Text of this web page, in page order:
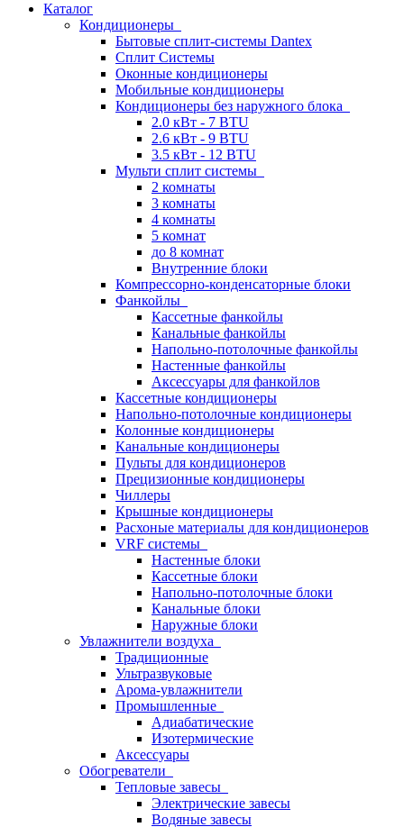
Каталог
Кондиционеры
Бытовые сплит-системы Dantex
Сплит Системы
Оконные кондиционеры
Мобильные кондиционеры
Кондиционеры без наружного блока
2.0 кВт - 7 BTU
2.6 кВт - 9 BTU
3.5 кВт - 12 BTU
Мульти сплит системы
2 комнаты
3 комнаты
4 комнаты
5 комнат
до 8 комнат
Внутренние блоки
Компрессорно-конденсаторные блоки
Фанкойлы
Кассетные фанкойлы
Канальные фанкойлы
Напольно-потолочные фанкойлы
Настенные фанкойлы
Аксессуары для фанкойлов
Кассетные кондиционеры
Напольно-потолочные кондиционеры
Колонные кондиционеры
Канальные кондиционеры
Пульты для кондиционеров
Прецизионные кондиционеры
Чиллеры
Крышные кондиционеры
Расхоные материалы для кондиционеров
VRF системы
Настенные блоки
Кассетные блоки
Напольно-потолочные блоки
Канальные блоки
Наружные блоки
Увлажнители воздуха
Традиционные
Ультразвуковые
Арома-увлажнители
Промышленныe
Адиабатические
Изотермические
Аксессуары
Обогреватели
Тепловые завесы
Электрические завесы
Водяные завесы